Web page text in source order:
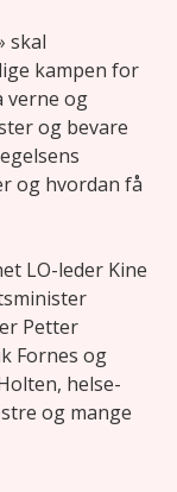
skal
kampen for
verne og
og bevare
og hvordan få
LO-leder Kine
Petter
Fornes og
helse-
og mange